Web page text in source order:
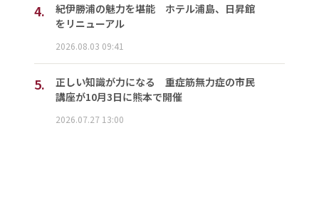
4.
紀伊勝浦の魅力を堪能 ホテル浦島、日昇館
をリニューアル
2026.08.03 09:41
5.
正しい知識が力になる 重症筋無力症の市民
講座が10月3日に熊本で開催
2026.07.27 13:00